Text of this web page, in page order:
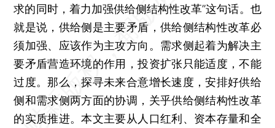
求的同时，着力加强供给侧结构性改革”这句话。也
就是说，供给侧是主要矛盾，供给侧结构性改革必
须加强、应该作为主攻方向。需求侧起着为解决主
要矛盾营造环境的作用，投资扩张只能适度，不能
过度。那么，探寻未来合意增长速度，安排好供给
侧和需求侧两方面的协调，关乎供给侧结构性改革
的实质推进。本文主要从人口红利、资本存量和全